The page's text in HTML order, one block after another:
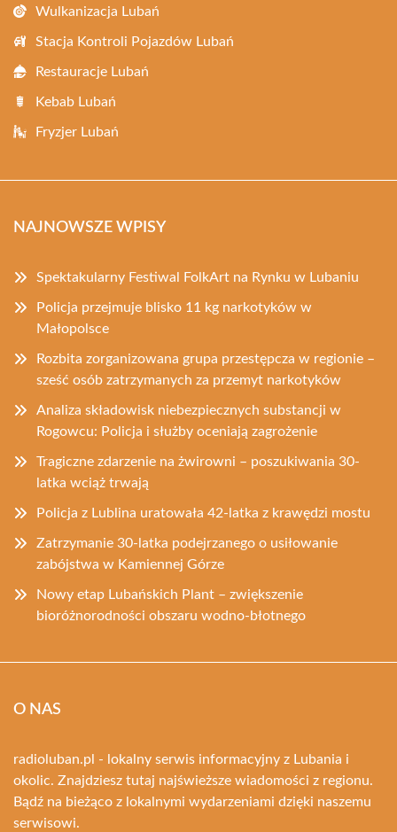
Wulkanizacja Lubań
Stacja Kontroli Pojazdów Lubań
Restauracje Lubań
Kebab Lubań
Fryzjer Lubań
NAJNOWSZE WPISY
Spektakularny Festiwal FolkArt na Rynku w Lubaniu
Policja przejmuje blisko 11 kg narkotyków w
Małopolsce
Rozbita zorganizowana grupa przestępcza w regionie –
sześć osób zatrzymanych za przemyt narkotyków
Analiza składowisk niebezpiecznych substancji w
Rogowcu: Policja i służby oceniają zagrożenie
Tragiczne zdarzenie na żwirowni – poszukiwania 30-
latka wciąż trwają
Policja z Lublina uratowała 42-latka z krawędzi mostu
Zatrzymanie 30-latka podejrzanego o usiłowanie
zabójstwa w Kamiennej Górze
Nowy etap Lubańskich Plant – zwiększenie
bioróżnorodności obszaru wodno-błotnego
O NAS
radioluban.pl - lokalny serwis informacyjny z Lubania i
okolic. Znajdziesz tutaj najświeższe wiadomości z regionu.
Bądź na bieżąco z lokalnymi wydarzeniami dzięki naszemu
serwisowi.